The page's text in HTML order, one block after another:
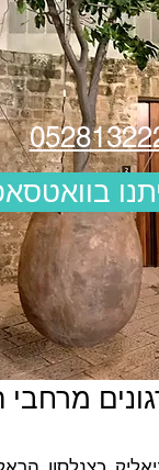
מרחבי